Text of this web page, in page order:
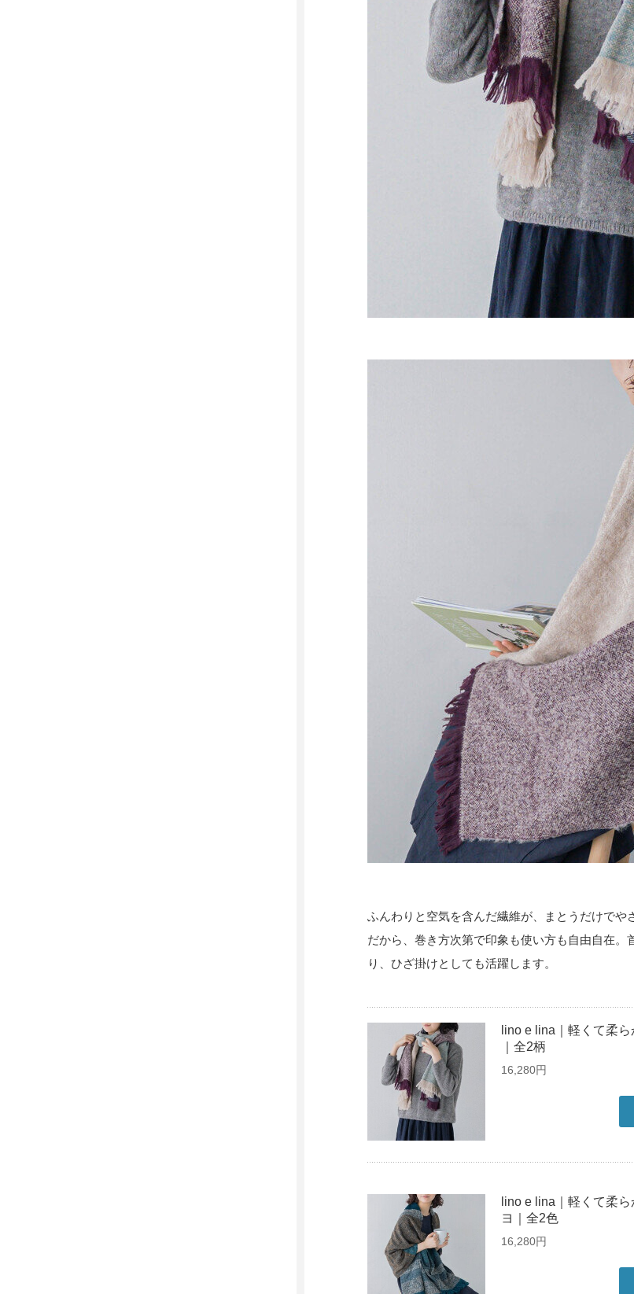
ふんわりと空気を含んだ繊維が、まとうだけで
だから、巻き方次第で印象も使い方も自由自在
り、ひざ掛けとしても活躍します。
lino e lina｜軽くて柔
｜全2柄
16,280円
lino e lina｜軽くて柔
ヨ｜全2色
16,280円